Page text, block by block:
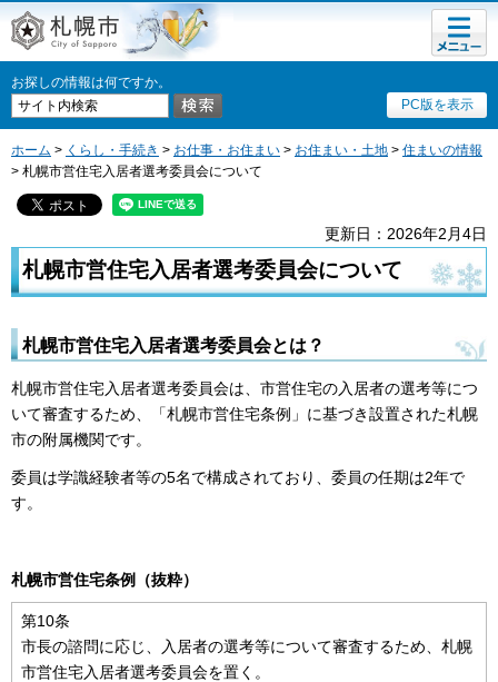
札幌市
お探しの情報は何ですか。
PC版を表示
メニュ
ー
ホーム > くらし・手続き > お仕事・お住まい > お住まい・土地 > 住まいの情報
> 札幌市営住宅入居者選考委員会について
更新日：2026年2月4日
札幌市営住宅入居者選考委員会について
札幌市営住宅入居者選考委員会とは？
札幌市営住宅入居者選考委員会は、市営住宅の入居者の選考等につ
いて審査するため、「札幌市営住宅条例」に基づき設置された札幌
市の附属機関です。
委員は学識経験者等の5名で構成されており、委員の任期は2年で
す。
札幌市営住宅条例（抜粋）
第10条
市長の諮問に応じ、入居者の選考等について審査するため、札幌
市営住宅入居者選考委員会を置く。